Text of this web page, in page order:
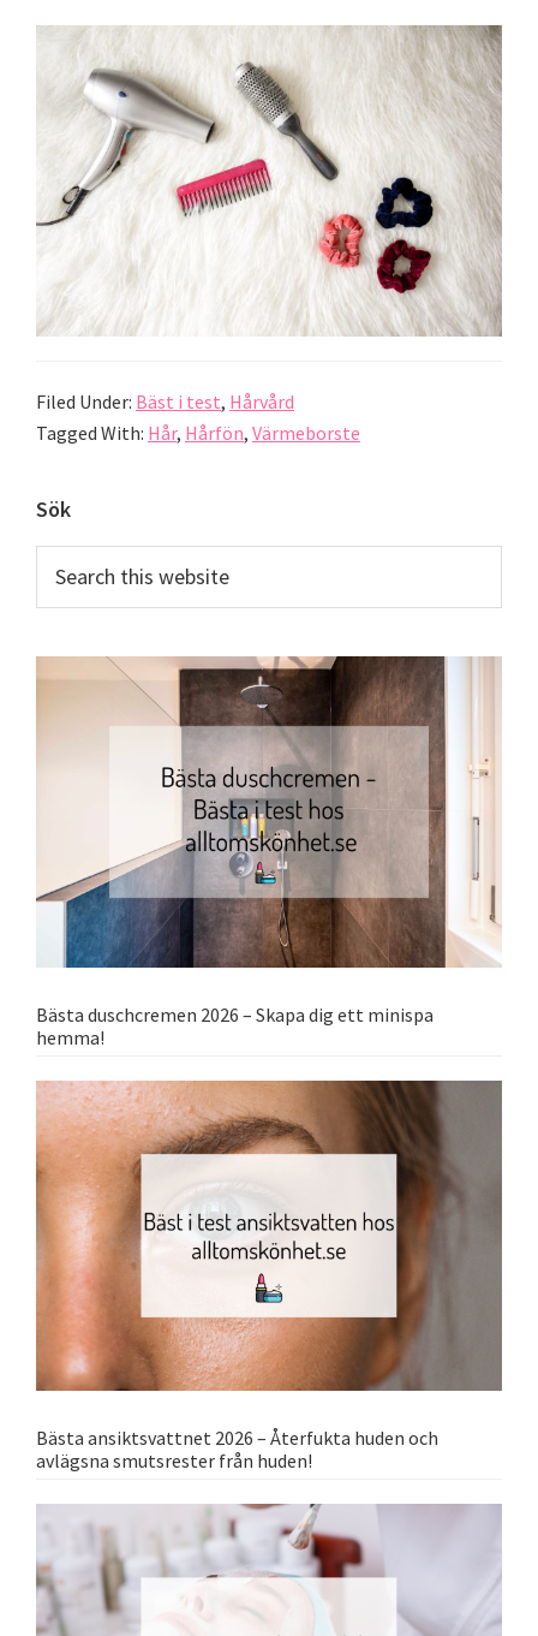
Filed Under: Bäst i test, Hårvård
Tagged With: Hår, Hårfön, Värmeborste
Primary
Sidebar
Sök
this
Bästa duschcremen 2026 – Skapa dig ett minispa
hemma!
Bästa ansiktsvattnet 2026 – Återfukta huden och
avlägsna smutsrester från huden!